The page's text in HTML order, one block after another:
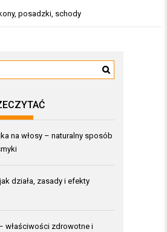
,posadzki, schody
na włosy – naturalny sposób
działa, zasady i efekty
właściwości zdrowotne i